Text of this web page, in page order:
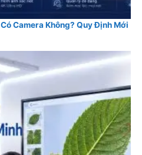
Camera Không? Quy Định Mới